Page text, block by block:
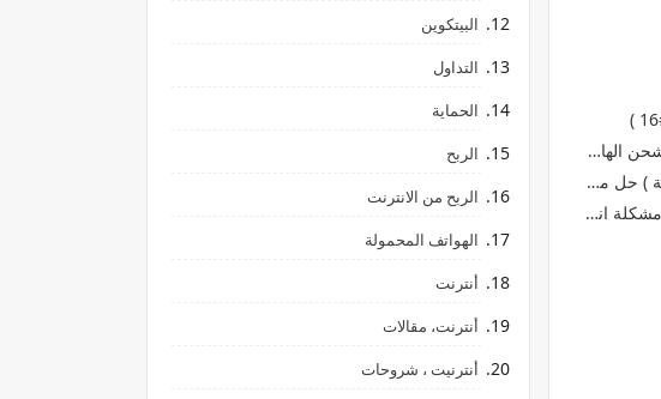
البيتكوين
التداول
الحماية
الربح
الربح من الانترنت
الهواتف المحمولة
أنترنت
أنترنت، مقالات
أنترنيت ، شروحات